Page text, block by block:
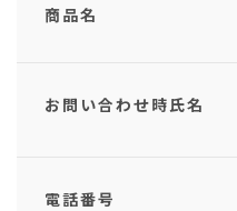
商品名
お問い合わせ時氏名
電話番号